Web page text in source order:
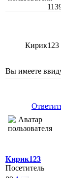
Кирик123
Вы имеете
Кирик123
Посетитель